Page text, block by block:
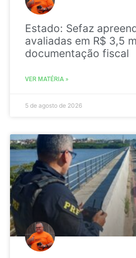
Estado: Sefaz
avaliadas em R$ 3,5
documentação fiscal
VER MATÉRIA »
5 de agosto de 2026